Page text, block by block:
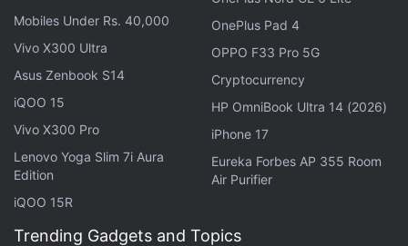
OnePlus s'apprête à lancer la OnePlus Pad Go 2 le
17 décembre dans plusieurs pays , les ventes
débutant le 18 décembre . Selon des informations
officiellement vérifiées , la tablette est dotée d' un
grand écran de 12,1 pouces avec Dolby Vision, un
format d'image 7:5 , une luminosité maximale de
900 nits et un taux de rafraîchissement de 120 Hz.
La tablette Pad Go 2 sera alimentée par la puce
Dimensity 7300 Ultra et une batterie de 10 050
Mobiles Under Rs. 40,000
Vivo X300 Ultra
Asus Zenbook S14
iQOO 15
Vivo X300 Pro
Lenovo Yoga Slim 7i Aura
Edition
iQOO 15R
OnePlus Pad 4
OPPO F33 Pro 5G
Cryptocurrency
HP OmniBook Ultra 14 (2026)
iPhone 17
Eureka Forbes AP 355 Room
Air Purifier
Trending Gadgets and Topics